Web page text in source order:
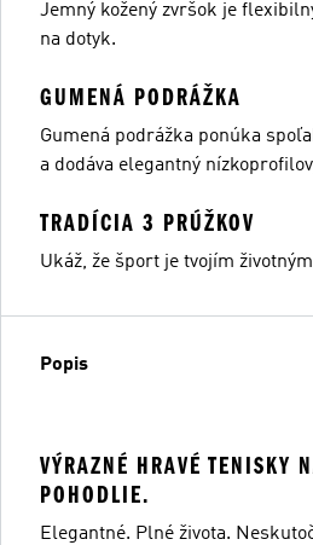
Jemný kožený zvršok je
na dotyk.
GUMENÁ PODRÁŽKA
Gumená podrážka ponúka
a dodáva elegantný
TRADÍCIA 3 PRÚŽKOV
Ukáž, že šport je tvojím
Popis
VÝRAZNÉ HRAVÉ TENISKY
POHODLIE.
Elegantné. Plné života.